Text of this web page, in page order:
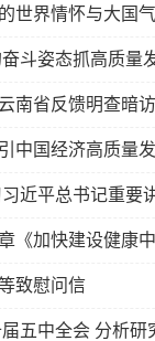
世界情怀与大国
斗姿态抓高质
南省反馈明查暗
中国经济高质量
近平总书记重
《加快建设健康
致慰问信
五中全会 分析